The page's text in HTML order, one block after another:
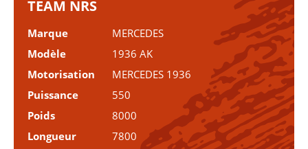
TEAM NRS
Marque
MERCEDES
Modèle
1936 AK
Motorisation
MERCEDES 1936
Puissance
550
Poids
8000
Longueur
7800